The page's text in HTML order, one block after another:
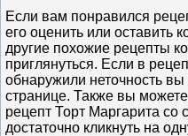
Если вам понравился
его оценить или оставить
другие похожие рецепты
приглянуться. Если в
обнаружили неточность
странице. Также вы
рецепт Торт Маргарита со
достаточно кликнуть на